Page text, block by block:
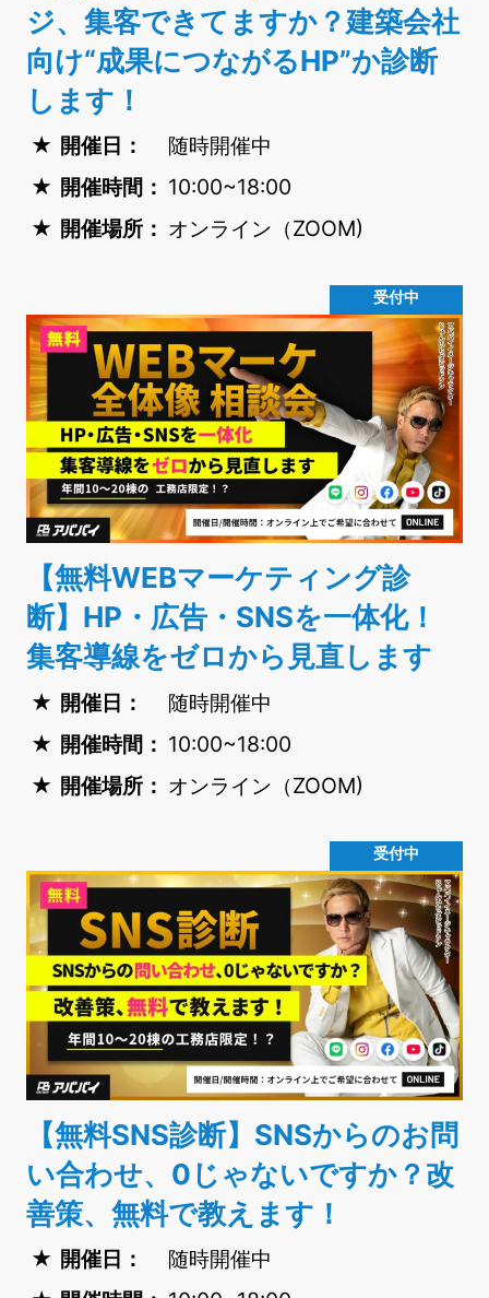
ジ、集客できてますか？建築会社
向け“成果につながるHP”か診断
します！
開催日：
随時開催中
開催時間： 10:00~18:00
開催場所： オンライン（ZOOM)
受付中
【無料WEBマーケティング診
断】HP・広告・SNSを一体化！
集客導線をゼロから見直します
開催日：
随時開催中
開催時間： 10:00~18:00
開催場所： オンライン（ZOOM)
受付中
【無料SNS診断】SNSからのお問
い合わせ、0じゃないですか？改
善策、無料で教えます！
開催日：
随時開催中